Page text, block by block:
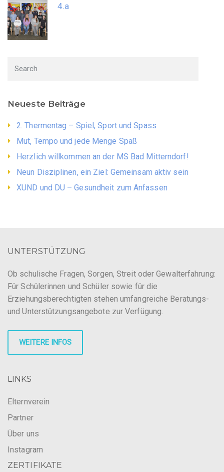
4.a
Neueste Beiträge
2. Thermentag – Spiel, Sport und Spass
Mut, Tempo und jede Menge Spaß
Herzlich willkommen an der MS Bad Mitterndorf!
Neun Disziplinen, ein Ziel: Gemeinsam aktiv sein
XUND und DU – Gesundheit zum Anfassen
UNTERSTÜTZUNG
Ob schulische Fragen, Sorgen, Streit oder Gewalterfahrung:
Für Schülerinnen und Schüler sowie für die
Erziehungsberechtigten stehen umfangreiche Beratungs-
und Unterstützungsangebote zur Verfügung.
WEITERE INFOS
LINKS
Elternverein
Partner
Über uns
Instagram
ZERTIFIKATE